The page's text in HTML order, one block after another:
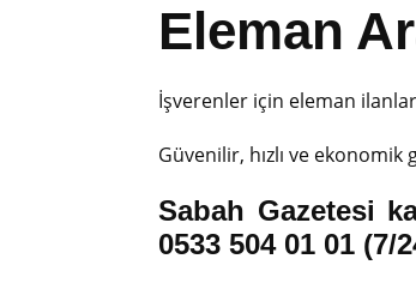
Eleman
İşverenler için eleman
Güvenilir, hızlı ve
Sabah Gazetesi
0533 504 01 01 (7/